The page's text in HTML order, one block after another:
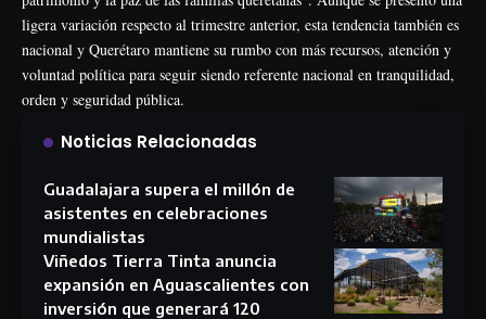
ligera variación respecto al trimestre anterior, esta tendencia también es
nacional y Querétaro mantiene su rumbo con más recursos, atención y
voluntad política para seguir siendo referente nacional en tranquilidad,
orden y seguridad pública.
Noticias Relacionadas
Guadalajara supera el millón de
asistentes en celebraciones
mundialistas
Viñedos Tierra Tinta anuncia
expansión en Aguascalientes con
inversión que generará 120